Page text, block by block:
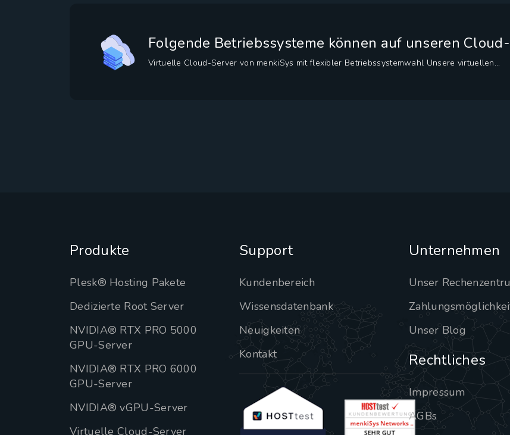
Folgende Betriebssysteme können auf unseren
Virtuelle Cloud-Server von menkiSys mit flexibler Betriebssystemwahl Unsere virtuellen...
Produkte
Plesk® Hosting Pakete
Dedizierte Root Server
NVIDIA® RTX PRO 5000
GPU-Server
NVIDIA® RTX PRO 6000
GPU-Server
NVIDIA® vGPU-Server
Virtuelle Cloud-Server
Support
Kundenbereich
Wissensdatenbank
Neuigkeiten
Kontakt
Unternehmen
Unser
Unser Blog
Rechtliches
Impressum
AGBs